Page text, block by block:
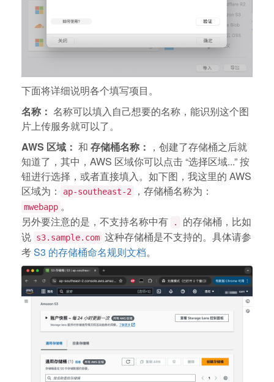
下面将详细说明各个填写项目。
名称： 名称可以填入自己想要的名称，能识别这个图
片上传服务就可以了。
AWS 区域： 和 存储桶名称： ，创建了存储桶之后就
知道了，其中，AWS 区域你可以点击 “选择区域...” 按
钮进行选择，或者直接填入。如下图，我这里的 AWS
区域为：
ap-southeast-2 ，存储桶名称为：
mwebapp 。
另外要注意的是，不支持名称中有
.
的存储桶，比如
说 s3.sample.com 这种存储桶是不支持的。具体请参
考S3 的存储桶命名规则文档。